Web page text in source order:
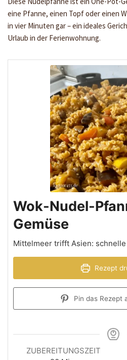
eine Pfanne, einen Topf oder einen
in vier Minuten gar – ein ideales
Urlaub in der Ferienwohnung.
Wok-Nudel-
Gemüse
Mittelmeer trifft Asien:
Rezept
Pin das Rezept
ZUBEREITUNGSZEIT